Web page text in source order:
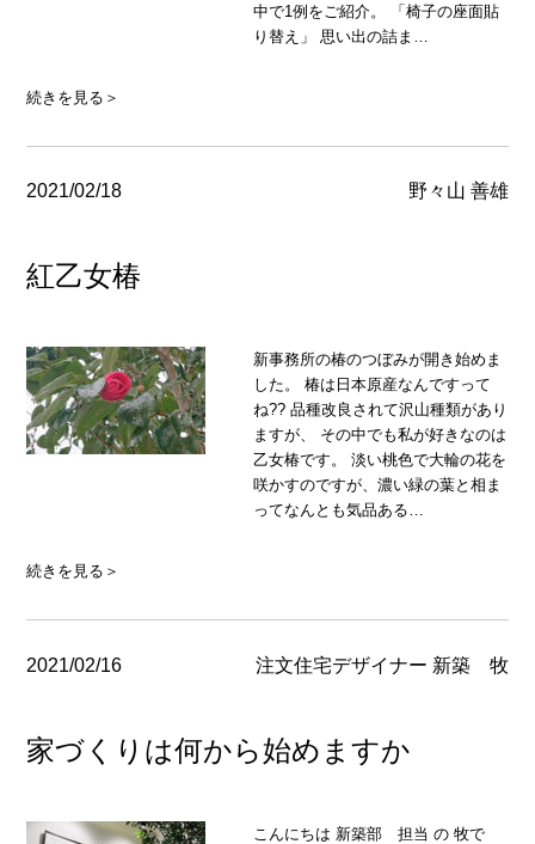
中で1例をご紹介。 「椅子の座面貼
り替え」 思い出の詰ま…
続きを見る＞
2021/02/18 野々山 善雄
紅乙女椿
新事務所の椿のつぼみが開き始めま
した。 椿は日本原産なんですって
ね?? 品種改良されて沢山種類があり
ますが、 その中でも私が好きなのは
乙女椿です。 淡い桃色で大輪の花を
咲かすのですが、濃い緑の葉と相ま
ってなんとも気品ある…
続きを見る＞
2021/02/16 注文住宅デザイナー 新築 牧
家づくりは何から始めますか
こんにちは 新築部 担当 の 牧で